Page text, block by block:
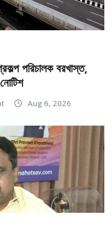
পরিচালক বরখাস্ত,
Aug 6, 2026